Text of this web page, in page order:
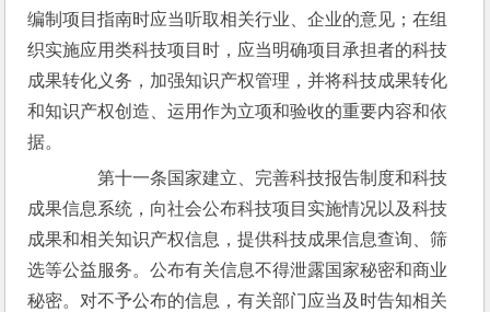
编制项目指南时应当听取相关行业、企业的意见；在组
织实施应用类科技项目时，应当明确项目承担者的科技
成果转化义务，加强知识产权管理，并将科技成果转化
和知识产权创造、运用作为立项和验收的重要内容和依
据。
第十一条国家建立、完善科技报告制度和科技
成果信息系统，向社会公布科技项目实施情况以及科技
成果和相关知识产权信息，提供科技成果信息查询、筛
选等公益服务。公布有关信息不得泄露国家秘密和商业
秘密。对不予公布的信息，有关部门应当及时告知相关